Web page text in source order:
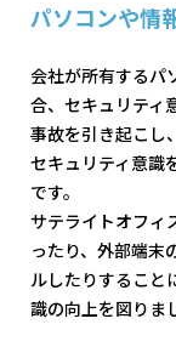
パソコンや情
会社が所有するパ
合、セキュリティ
事故を引き起こし
セキュリティ意識
です。
サテライトオフィ
ったり、外部端末
ルしたりすること
識の向上を図りま